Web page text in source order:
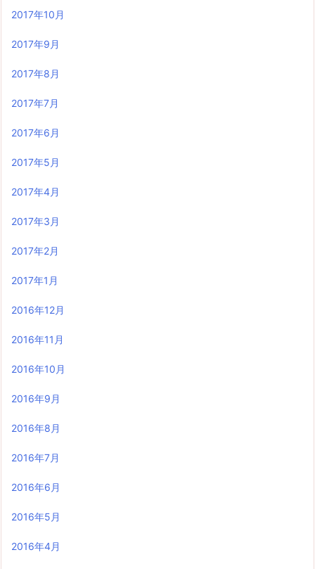
2017年10月
2017年9月
2017年8月
2017年7月
2017年6月
2017年5月
2017年4月
2017年3月
2017年2月
2017年1月
2016年12月
2016年11月
2016年10月
2016年9月
2016年8月
2016年7月
2016年6月
2016年5月
2016年4月